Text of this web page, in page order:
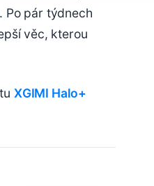
Po pár týdnech
věc, kterou
XGIMI Halo+